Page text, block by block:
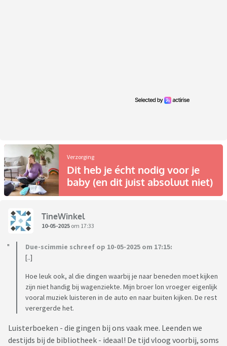
Verzorging
Dit heb je écht nodig voor je
baby (en dit juist absoluut niet)
TineWinkel
10-05-2025 om 17:33
Due-scimmie schreef op 10-05-2025 om 17:15:
[..]
Hoe leuk ook, al die dingen waarbij je naar beneden moet kijken
zijn niet handig bij wagenziekte. Mijn broer lon vroeger eigenlijk
vooral muziek luisteren in de auto en naar buiten kijken. De rest
verergerde het.
Luisterboeken - die gingen bij ons vaak mee. Leenden we
destijds bij de bibliotheek - ideaal! De tijd vloog voorbij, soms